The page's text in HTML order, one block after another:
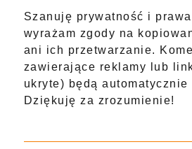
Szanuję prywatność i
wyrażam zgody na
ani ich przetwarzanie.
zawierające reklamy lub
ukryte) będą automatycznie
Dziękuję za zrozumienie!